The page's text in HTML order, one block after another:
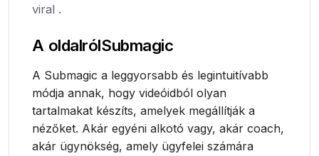
viral .
A oldalrólSubmagic
A Submagic a leggyorsabb és legintuitívabb
módja annak, hogy videóidból olyan
tartalmakat készíts, amelyek megállítják a
nézőket. Akár egyéni alkotó vagy, akár coach,
akár ügynökség, amely ügyfelei számára